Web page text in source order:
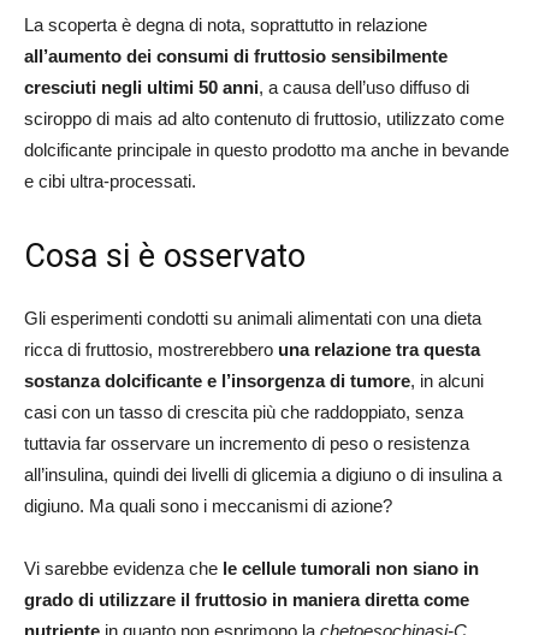
La scoperta è degna di nota, soprattutto in relazione
all’aumento dei consumi di fruttosio sensibilmente
cresciuti negli ultimi 50 anni, a causa dell’uso diffuso di
sciroppo di mais ad alto contenuto di fruttosio, utilizzato come
dolcificante principale in questo prodotto ma anche in bevande
e cibi ultra-processati.
Cosa si è osservato
Gli esperimenti condotti su animali alimentati con una dieta
ricca di fruttosio, mostrerebbero una relazione tra questa
sostanza dolcificante e l’insorgenza di tumore, in alcuni
casi con un tasso di crescita più che raddoppiato, senza
tuttavia far osservare un incremento di peso o resistenza
all’insulina, quindi dei livelli di glicemia a digiuno o di insulina a
digiuno. Ma quali sono i meccanismi di azione?
Vi sarebbe evidenza che le cellule tumorali non siano in
grado di utilizzare il fruttosio in maniera diretta come
nutriente in quanto non esprimono la chetoesochinasi-C